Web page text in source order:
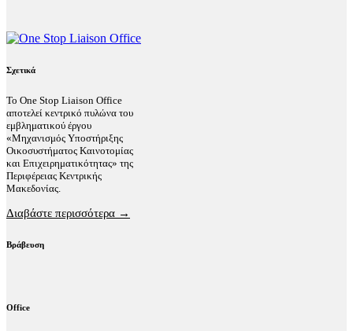
Σχετικά
Το One Stop Liaison Office
αποτελεί κεντρικό πυλώνα του
εμβληματικού έργου
«Μηχανισμός Υποστήριξης
Οικοσυστήματος Καινοτομίας
και Επιχειρηματικότητας» της
Περιφέρειας Κεντρικής
Μακεδονίας.
Διαβάστε περισσότερα →
Βράβευση
Office